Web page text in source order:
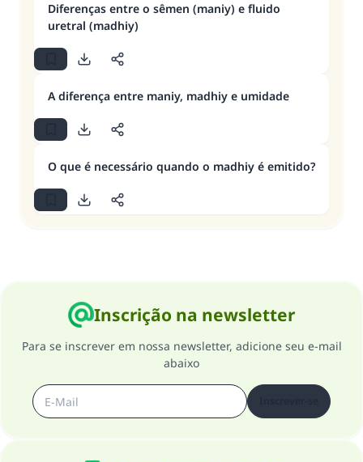
Diferenças entre o sêmen (maniy) e fluido
uretral (madhiy)
A diferença entre maniy, madhiy e umidade
O que é necessário quando o madhiy é emitido?
Inscrição na newsletter
Para se inscrever em nossa newsletter, adicione seu e-mail
abaixo